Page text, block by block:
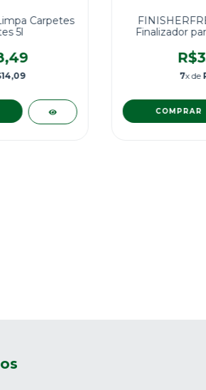
Carpetes
5l
Finalizador
7x de